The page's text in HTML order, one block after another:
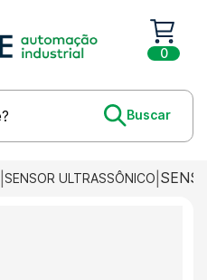
0
SENSOR ULTRASSÔNICO